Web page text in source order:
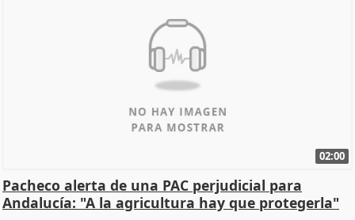
02:00
Pacheco alerta de una PAC perjudicial para
Andalucía: "A la agricultura hay que protegerla"